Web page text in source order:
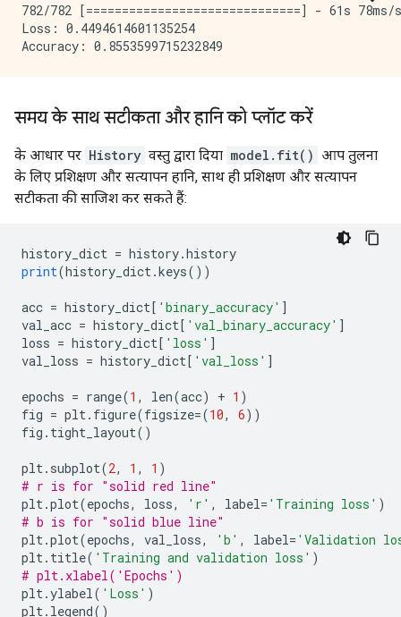
782/782 [==============================] - 61s
Loss: 0.4494614601135254
समय के साथ सटीकता और हानि को प्लॉट करें
के आधार पर History वस्तु द्वारा दिया model.fit() आप तुलना
के लिए प्रशिक्षण और सत्यापन हानि, साथ ही प्रशिक्षण और सत्यापन
सटीकता की साजिश कर सकते हैं:
history_dict = history.history
print(history_dict.keys())
acc = history_dict[ 'binary_accuracy' ]
val_acc = history_dict[ 'val_binary_accuracy' ]
loss = history_dict[ 'loss' ]
val_loss = history_dict[ 'val_loss' ]
epochs = range(1 , len(acc) + 1 )
fig = plt. figure(figsize=(10, 6))
fig . tight_layout()
plt. subplot(2, 1 , 1 )
# r is for "solid red line"
plt.plot(epochs, loss, 'r' , label= 'Training loss' )
# b is for "solid blue line"
plt.plot(epochs, val_loss, 'b' , label= 'Validation
plt. title( 'Training and validation loss' )
# plt.xlabel('Epochs')
plt.ylabel( 'Loss' )
plt. legend()